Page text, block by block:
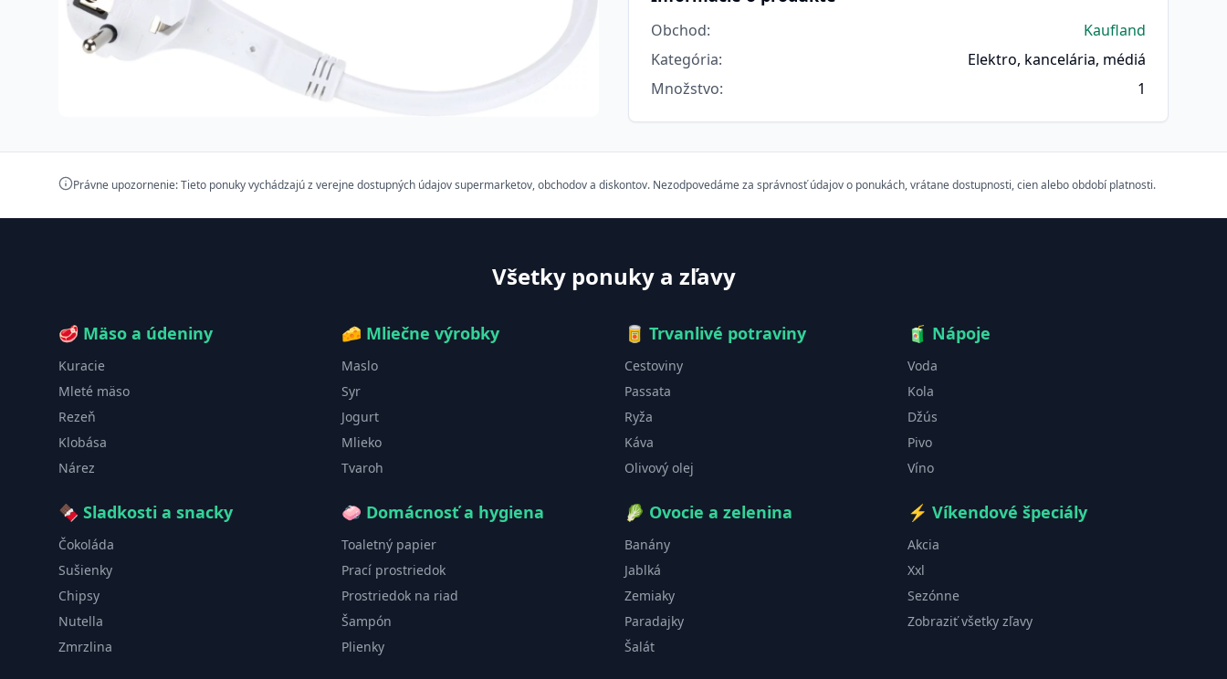
Obchod:
Kaufland
Kategória:
Elektro, kancelária, médiá
Množstvo: 1
Právne upozornenie: Tieto ponuky vychádzajú z verejne dostupných údajov supermarketov, obchodov a diskontov. Nezodpovedáme za správnosť údajov o ponukách, vrátane dostupnosti, cien alebo období platnosti.
Všetky ponuky a zľavy
🥩 Mäso a údeniny
Kuracie
Mleté mäso
Rezeň
Klobása
Nárez
🧀 Mliečne výrobky
Maslo
Syr
Jogurt
Mlieko
Tvaroh
🥫 Trvanlivé potraviny
Cestoviny
Passata
Ryža
Káva
Olivový olej
🧃 Nápoje
Voda
Kola
Džús
Pivo
Víno
🍫 Sladkosti a snacky
Čokoláda
Sušienky
Chipsy
Nutella
Zmrzlina
🧼 Domácnosť a hygiena
Toaletný papier
Prací prostriedok
Prostriedok na riad
Šampón
Plienky
🥬 Ovocie a zelenina
Banány
Jablká
Zemiaky
Paradajky
Šalát
⚡ Víkendové špeciály
Akcia
Xxl
Sezónne
Zobraziť všetky zľavy